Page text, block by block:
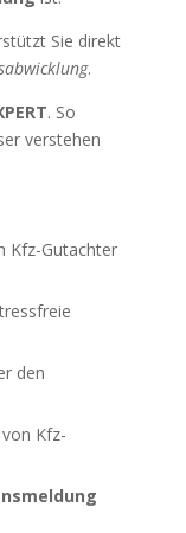
Sie direkt
.
. So
verstehen
Kfz-Gutachter
den
Kfz-